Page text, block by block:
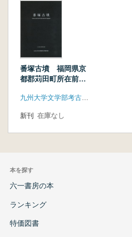
番塚古墳 福岡県京
都郡苅田町所在前方
九州大学文学部考古学研究室
新刊 在庫なし
本を探す
六一書房の本
ランキング
特価図書